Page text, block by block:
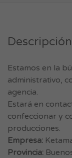
Estamos en la
administrativo,
agencia.
Estará en
confeccionar y
producciones.
Empresa:
Provincia: